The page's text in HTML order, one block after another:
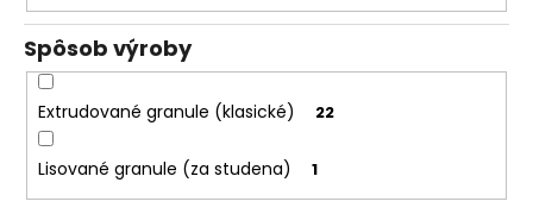
Spôsob výroby
Extrudované granule (klasické) 22
Lisované granule (za studena) 1